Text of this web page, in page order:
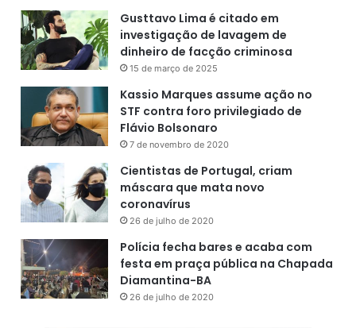
Gusttavo Lima é citado em
investigação de lavagem de
dinheiro de facção criminosa
15 de março de 2025
Kassio Marques assume ação no
STF contra foro privilegiado de
Flávio Bolsonaro
7 de novembro de 2020
Cientistas de Portugal, criam
máscara que mata novo
coronavírus
26 de julho de 2020
Polícia fecha bares e acaba com
festa em praça pública na Chapada
Diamantina-BA
26 de julho de 2020